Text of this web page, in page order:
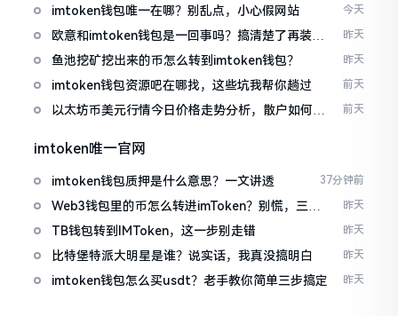
imtoken钱包唯一在哪？别乱点，小心假网站 今天
欧意和imtoken钱包是一回事吗？搞清楚了再装钱
包
昨天
鱼池挖矿挖出来的币怎么转到imtoken钱包？ 昨天
imtoken钱包资源吧在哪找，这些坑我帮你趟过 前天
以太坊币美元行情今日价格走势分析，散户如何避
前天
imtoken唯一官网
imtoken钱包质押是什么意思？一文讲透 37分钟前
Web3钱包里的币怎么转进imToken？别慌，三步
搞定
昨天
TB钱包转到IMToken，这一步别走错 昨天
比特堡特派大明星是谁？说实话，我真没搞明白 昨天
imtoken钱包怎么买usdt？老手教你简单三步搞定 昨天